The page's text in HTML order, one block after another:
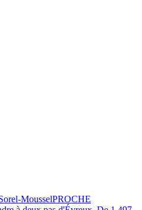
MousselPROCHE